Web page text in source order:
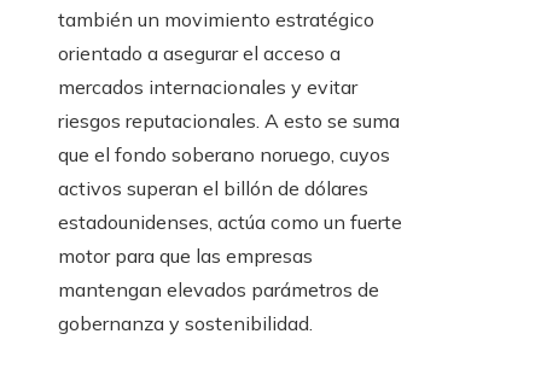
también un movimiento estratégico
orientado a asegurar el acceso a
mercados internacionales y evitar
riesgos reputacionales. A esto se suma
que el fondo soberano noruego, cuyos
activos superan el billón de dólares
estadounidenses, actúa como un fuerte
motor para que las empresas
mantengan elevados parámetros de
gobernanza y sostenibilidad.